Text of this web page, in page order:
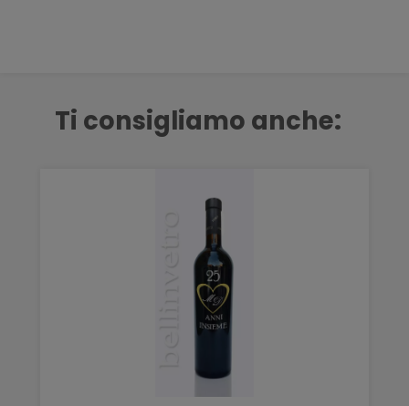
Ti consigliamo anche: